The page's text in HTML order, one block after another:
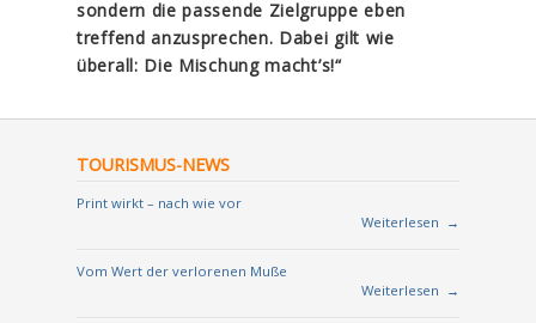
sondern die passende Zielgruppe eben
treffend anzusprechen. Dabei gilt wie
überall: Die Mischung macht’s!“
TOURISMUS-NEWS
Print wirkt – nach wie vor
Weiterlesen →
Vom Wert der verlorenen Muße
Weiterlesen →